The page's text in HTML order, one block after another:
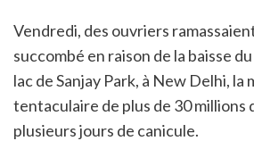
Vendredi, des ouvriers
succombé en raison de la baisse
lac de Sanjay Park, à New Delhi, la
tentaculaire de plus de 30 millions
plusieurs jours de canicule.